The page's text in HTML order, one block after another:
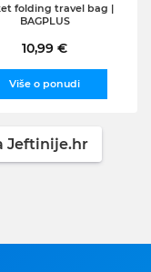
folding travel bag |
BAGPLUS
10,99 €
Više o ponudi
Jeftinije.hr